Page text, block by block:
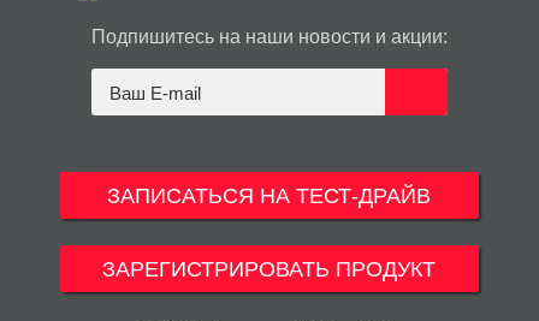
Подпишитесь на наши новости и акции:
ЗАПИСАТЬСЯ НА ТЕСТ-ДРАЙВ
ЗАРЕГИСТРИРОВАТЬ ПРОДУКТ